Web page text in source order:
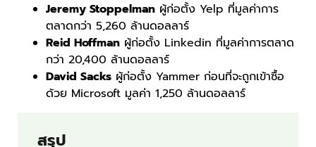
Jeremy Stoppelman ผู้ก่อตั้ง Yelp ที่มูลค่าการ
ตลาดกว่า 5,260 ล้านดอลลาร์
Reid Hoffman ผู้ก่อตั้ง Linkedin ที่มูลค่าการตลาด
กว่า 20,400 ล้านดอลลาร์
David Sacks ผู้ก่อตั้ง Yammer ก่อนที่จะถูกเข้าซื้อ
ด้วย Microsoft มูลค่า 1,250 ล้านดอลลาร์
สรุป